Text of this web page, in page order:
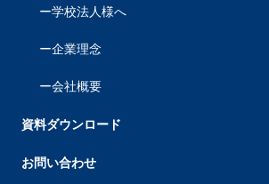
学校法人様へ
企業理念
会社概要
資料ダウンロード
お問い合わせ